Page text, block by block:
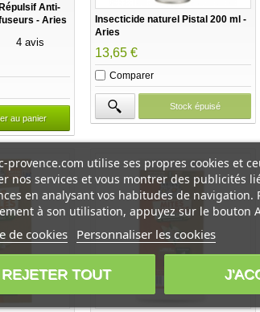
Anti-
- Aries
4 avis
au panier
Insecticide naturel Pistal 200 ml -
Aries
13,65 €
Comparer
Stock épuisé
provence.com utilise ses propres cookies et
nos services et vous montrer des publicités
en analysant vos habitudes de navigation.
à son utilisation, appuyez sur le bouton
de cookies Personnaliser les cookies
REJETER TOUT